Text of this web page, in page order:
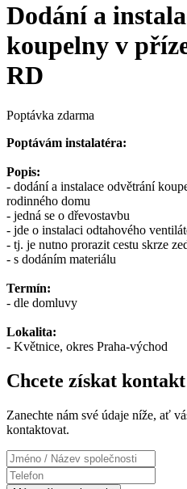
Dodání a
koupelny v
RD
Poptávka zdarma
Poptávám instalatéra:
Popis:
- dodání a instalace odvětrání
rodinného domu
- jedná se o dřevostavbu
- jde o instalaci odtahového
- tj. je nutno prorazit cestu skrze
- s dodáním materiálu
Termín:
- dle domluvy
Lokalita:
- Květnice, okres Praha-východ
Chcete získat
Zanechte nám své údaje níže, ať
kontaktovat.